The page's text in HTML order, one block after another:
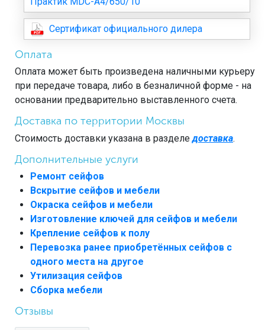
Сертификат официального дилера
Оплата
Оплата может быть произведена наличными курьеру
при передаче товара, либо в безналичной форме - на
основании предварительно выставленного счета.
Доставка по территории Москвы
Стоимость доставки указана в разделедоставка.
Дополнительные услуги
Ремонт сейфов
Вскрытие сейфов и мебели
Окраска сейфов и мебели
Изготовление ключей для сейфов и мебели
Крепление сейфов к полу
Перевозка ранее приобретённых сейфов с
одного места на другое
Утилизация сейфов
Сборка мебели
Отзывы